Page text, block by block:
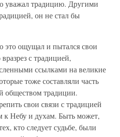
уважал традицию. Другими
он не стал бы
это ощущал и пытался свои
с традицией,
ссылками на великие
тоже составляли часть
обществом традиции.
свои связи с традицией
к Небу и духам. Быть может,
кто следует судьбе, были